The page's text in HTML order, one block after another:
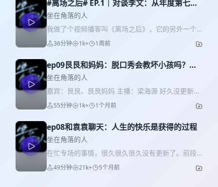
宾是小块。 本期我们会聊到： 是什么让块神的喜剧
审美骤然崩塌？ 为什么块神不想过被低估的生活？
呼兰成为开花老板之后，给小块下了哪些KPI？ 濒临
危机的开花真的被救活了吗？ 最后的最后，我们来
听听块神如何重新定义失败的。来听开花俱乐部名
#离场之后# EP.1｜对谈李文：从年度第七到
首轮被快剪，算失败吗？
坐在角落的人
我做了个视频播客叫《离场之后》，它的另外一个
名字叫《脱口秀和Ta淘汰的朋友们》。每期会邀请
《脱友》离场的朋友们，一期聊聊失败学。把音频
介： 常看节目的朋友应该知道，在#脱口秀和Ta的
朋友们# 2 时，李文曾一路顺利地进入总决赛并获得
年度第七名，但今年遗憾收获一轮游，段子还被快
剪了。面对这两年成绩如此大的落差，这有点突如
其来的「失败」，李文接受了吗？他是如何处理情
36分钟 1k+ 1周前
ep09艮艮和妈妈：脱口秀会教坏小孩吗？我
来现身说法。
坐在角落的人
嘉宾：艮艮、艮艮妈妈 主播：梁海源 好久没更新
了，一回来就请到了开播以来最年轻的嘉宾：13岁
的脱口秀观众艮艮，还有他那位同样有趣的妈妈。
妈把孩子日常的笑话发给我分享，并且非常活学活
用，举一反三，感觉这是一对很有意思的母子。 脱
口秀里最常见的素材主题之一就是家庭关系，但这
方面很多好笑的段子常常是在吐槽不太好的家庭关
系。那如果一个家庭本身就是包容、平等、充满沟
55分钟 1k+ 1个月前
ep08和袁袁聊天：人生的快乐是获得的过程
坐在角落的人
在忙专场的事情，很久很久很久没有更新了。前段
时间和我们的老朋友袁袁聊了聊关于专场的事，顺
便录了一期。 没有请人帮忙做时间轴的
49分钟 21k+ 5个月前